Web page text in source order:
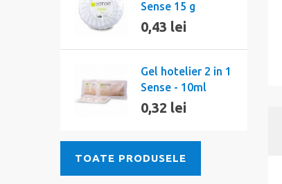
Sense 15 g
0,43 lei
Gel hotelier 2 in 1
Sense - 10ml
0,32 lei
TOATE PRODUSELE